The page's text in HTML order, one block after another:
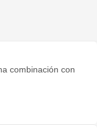
combinación con